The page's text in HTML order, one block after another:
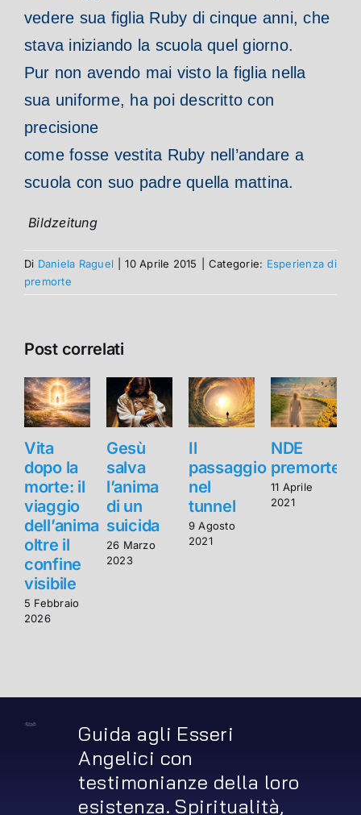
vedere sua figlia Ruby di cinque anni, che
stava iniziando la scuola quel giorno.
Pur non avendo mai visto la figlia nella
sua uniforme, ha poi descritto con
precisione
come fosse vestita Ruby nell’andare a
scuola con suo padre quella mattina.
Bildzeitung
Di Daniela Raguel 10 Aprile 2015 Categorie: Esperienza di
premorte
Post correlati
Vita
dopo la
morte: il
viaggio
dell’anima
oltre il
confine
visibile
5 Febbraio
2026
Gesù
salva
l’anima
di un
suicida
26 Marzo
2023
Il
passaggio
nel
tunnel
9 Agosto
2021
NDE
premorte
11 Aprile
2021
Guida agli Esseri
Angelici con
testimonianze della loro
esistenza. Spiritualità,